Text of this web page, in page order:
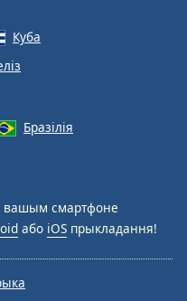
Куба
Бразілія
вашым смартфоне
або iOS прыкладання!